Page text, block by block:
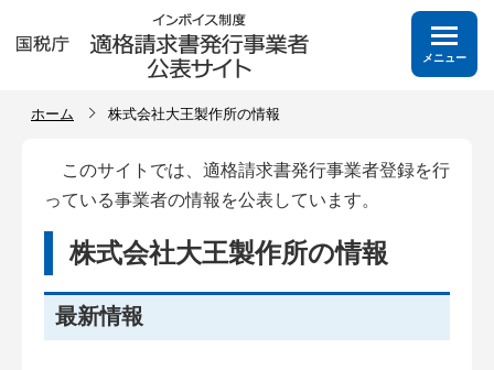
メニュー
ホーム 株式会社大王製作所の情報
このサイトでは、適格請求書発行事業者登録を行
っている事業者の情報を公表しています。
株式会社大王製作所の情報
最新情報